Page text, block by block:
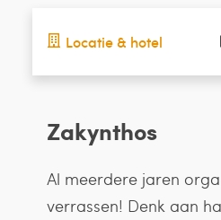
Locatie & hotel
Zakynthos
Al meerdere jaren
verrassen! Denk aan